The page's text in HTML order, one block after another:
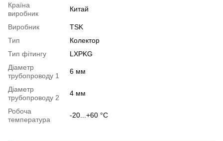
Країна
виробник
Китай
Виробник
TSK
Тип
Колектор
Тип фітингу
LXPKG
Діаметр
трубопроводу 1
6 мм
Діаметр
трубопроводу 2
4 мм
Робоча
температура
-20...+60 °С